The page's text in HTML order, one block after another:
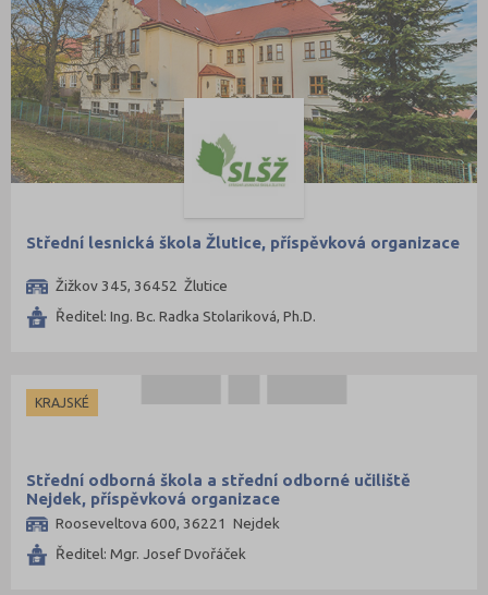
Střední lesnická škola Žlutice, příspěvková organizace
Žižkov 345, 36452 Žlutice
Ředitel: Ing. Bc. Radka Stolariková, Ph.D.
KRAJSKÉ
Střední odborná škola a střední odborné učiliště
Nejdek, příspěvková organizace
Rooseveltova 600, 36221 Nejdek
Ředitel: Mgr. Josef Dvořáček